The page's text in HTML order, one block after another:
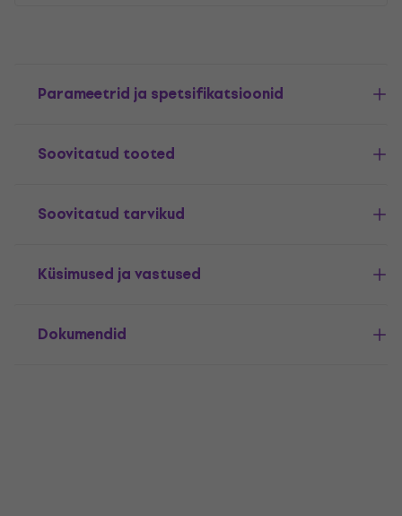
Parameetrid ja spetsifikatsioonid
Soovitatud tooted
Soovitatud tarvikud
Küsimused ja vastused
Dokumendid